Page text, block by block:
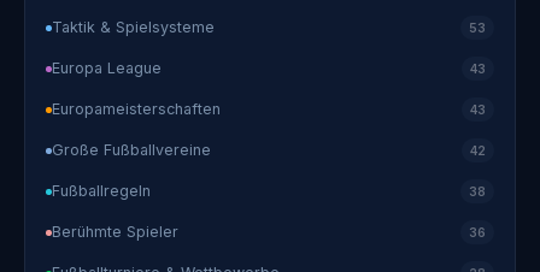
Taktik & Spielsysteme 53
Europa League 43
Europameisterschaften 43
Große Fußballvereine 42
Fußballregeln 38
Berühmte Spieler 36